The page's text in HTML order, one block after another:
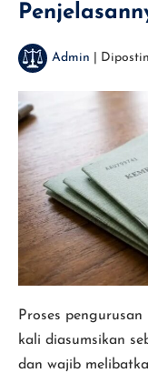
Admin
Apakah
Bisa
Balik
Nama
Sertifikat
Tanah
Tanpa
Notaris?
Penjelasannya
Proses
kali diasumsikan
dan wajib